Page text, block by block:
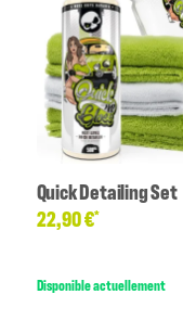
Quick Detailing Set
22,90 €*
Disponible actuellement